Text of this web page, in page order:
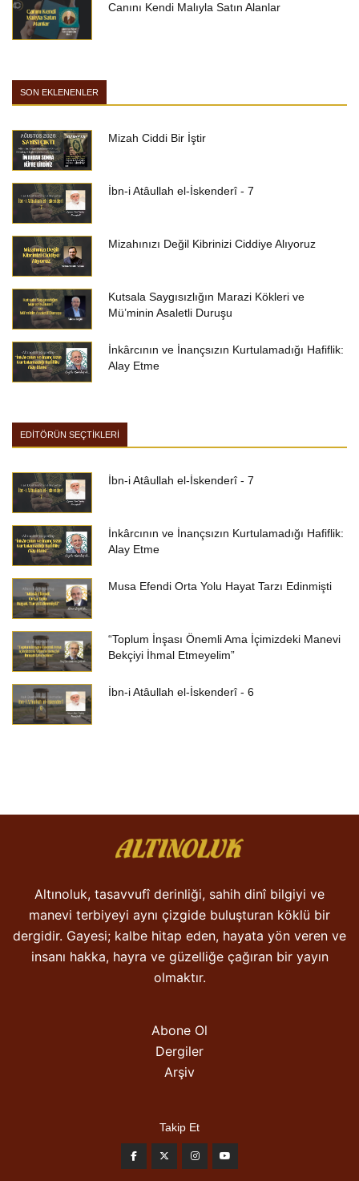
Canını Kendi Malıyla Satın Alanlar
SON EKLENENLER
Mizah Ciddi Bir İştir
İbn-i Atâullah el-İskenderî - 7
Mizahınızı Değil Kibrinizi Ciddiye Alıyoruz
Kutsala Saygısızlığın Marazi Kökleri ve
Mü’minin Asaletli Duruşu
İnkârcının ve İnançsızın Kurtulamadığı Hafiflik:
Alay Etme
EDİTÖRÜN SEÇTİKLERİ
İbn-i Atâullah el-İskenderî - 7
İnkârcının ve İnançsızın Kurtulamadığı Hafiflik:
Alay Etme
Musa Efendi Orta Yolu Hayat Tarzı Edinmişti
“Toplum İnşası Önemli Ama İçimizdeki Manevi
Bekçiyi İhmal Etmeyelim”
İbn-i Atâullah el-İskenderî - 6
Altınoluk, tasavvufî derinliği, sahih dinî bilgiyi ve
manevi terbiyeyi aynı çizgide buluşturan köklü bir
dergidir. Gayesi; kalbe hitap eden, hayata yön veren ve
insanı hakka, hayra ve güzelliğe çağıran bir yayın
olmaktır.
Abone Ol
Dergiler
Arşiv
Takip Et